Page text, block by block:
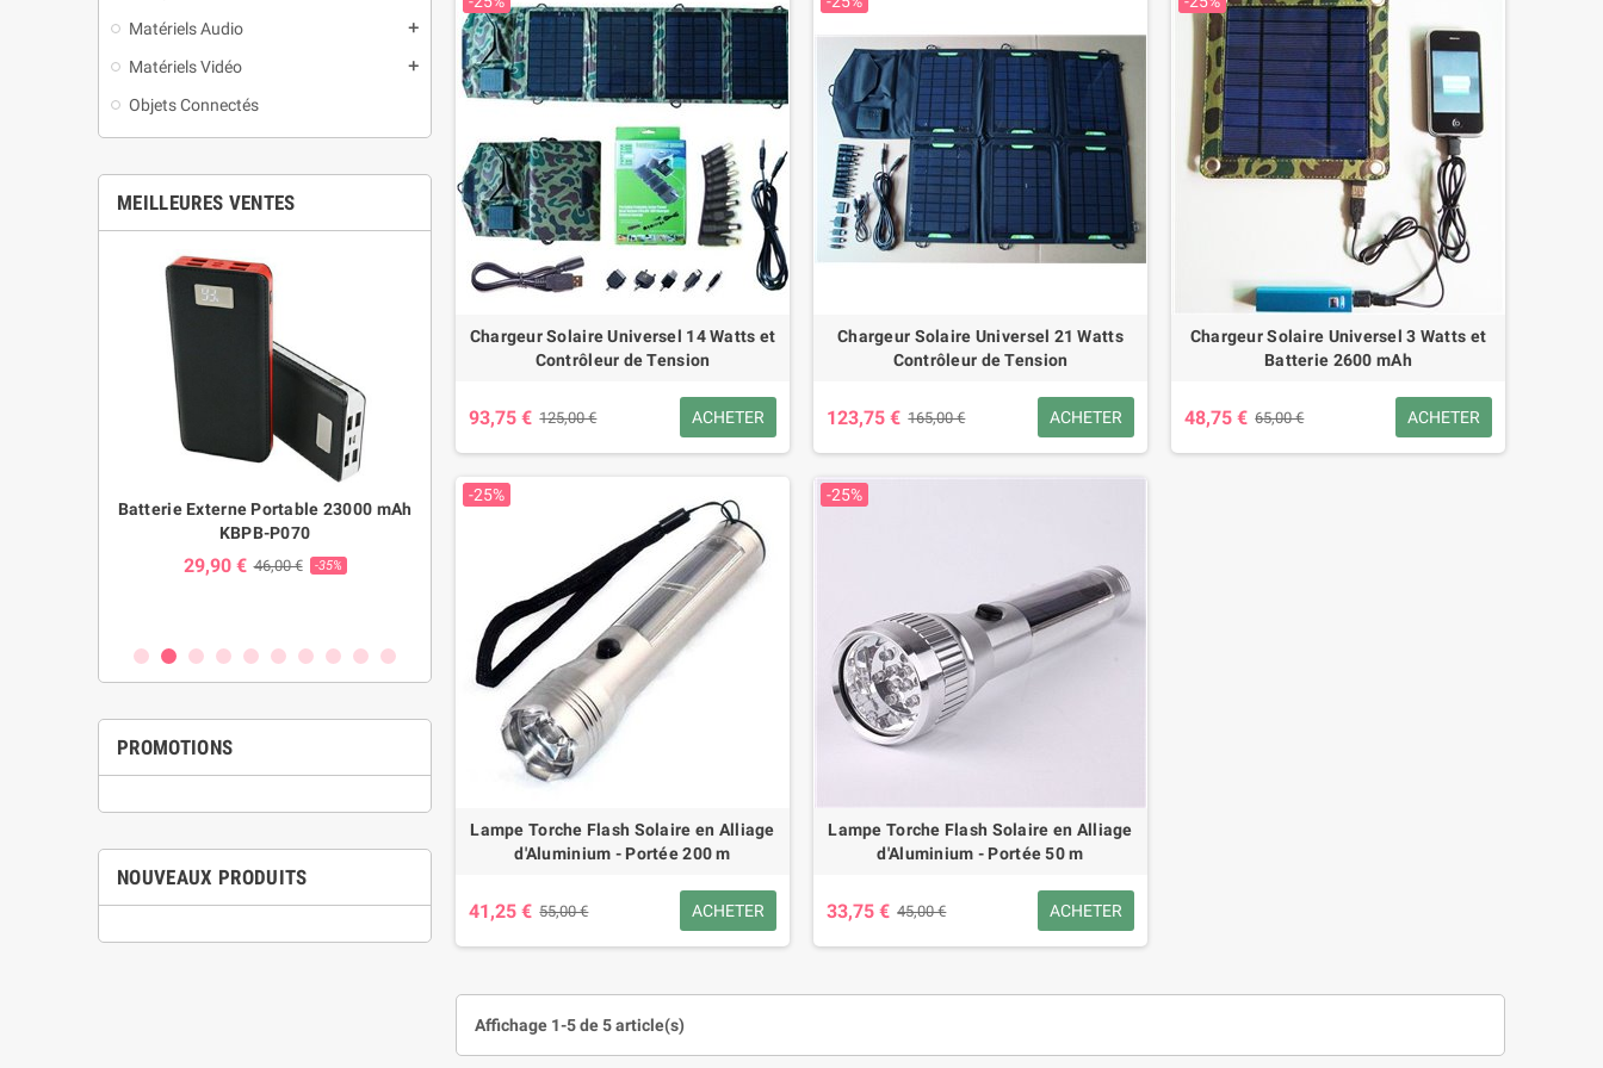
Matériels Audio
add
Matériels Vidéo add
Objets Connectés
MEILLEURES VENTES
Batterie Externe Portable 23000 mAh
KBPB-P070
29,90 € 46,00 € -35%
Montre Bracelet Intelligente Etanche
pour Sports et Loisirs SF-115 PLUS
32,00 € -25%
Mini Haut-Parleur Bluetooth Design
Rétro et Radio-FM R919-B
20,80 €
PROMOTIONS
NOUVEAUX PRODUITS
Chargeur Solaire Universel 14 Watts et
Contrôleur de Tension
93,75 € 125,00 € ACHETER
Chargeur Solaire Universel 21 Watts
Contrôleur de Tension
123,75 € 165,00 € ACHETER
Chargeur Solaire Universel 3 Watts et
Batterie 2600 mAh
48,75 € 65,00 € ACHETER
-25%
Lampe Torche Flash Solaire en Alliage
d'Aluminium - Portée 200 m
41,25 € 55,00 € ACHETER
-25%
Lampe Torche Flash Solaire en Alliage
d'Aluminium - Portée 50 m
33,75 € 45,00 € ACHETER
Affichage 1-5 de 5 article(s)